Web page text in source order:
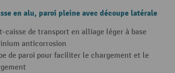
en alu, paroi pleine avec découpe latérale
caisse de transport en alliage léger à base
anticorrosion
de paroi pour faciliter le chargement et le